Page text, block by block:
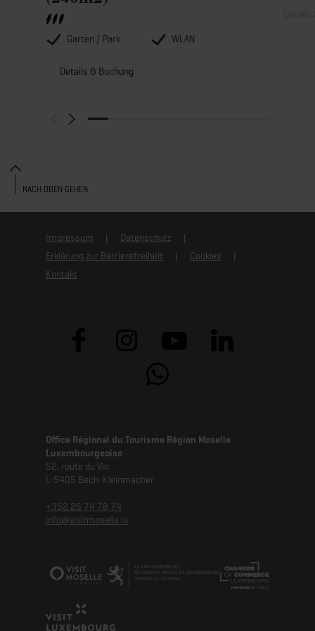
Garten / Park WLAN
Details & Buchung
Impressum
Datenschutz
Erklärung zur Barrierefreiheit
Cookies
Kontakt
Office Régional du Tourisme Région Moselle
Luxembourgeoise
52, route du Vin
L-5405 Bech-Kleinmacher
+352 26 74 78 74
info@visitmoselle.lu
NACH OBEN GEHEN